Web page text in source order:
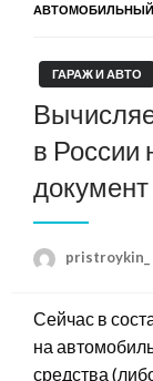
АВТОМОБИЛЬНЫЙ
ГАРАЖ И АВТО
в России
pristroykin_
Сейчас в
на
средства